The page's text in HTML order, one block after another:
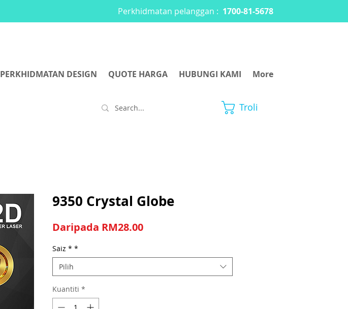
Perkhidmatan pelanggan : 1700-81-5678
PERKHIDMATAN DESIGN QUOTE HARGA HUBUNGI KAMI More
Troli
9350 Crystal Globe
Daripada RM28.00Harga Jualan
Saiz * *
Pilih
Kuantiti *